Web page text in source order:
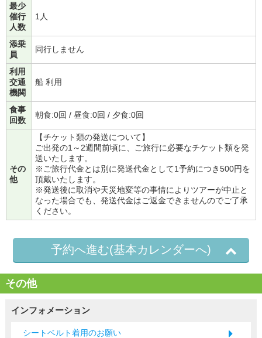
最少
催行
人数
1人
添乗
員
同行しません
利用
交通
機関
船 利用
食事
回数
朝食:0回 / 昼食:0回 / 夕食:0回
その
他
【チケット類の発送について】
ご出発の1～2週間前頃に、ご旅行に必要なチケット類を発
送いたします。
※ご旅行代金とは別に発送代金として1予約につき500円を
頂戴いたします。
※発送後に取消や天災地変等の事情によりツアーが中止と
なった場合でも、発送代金はご返金できませんのでご了承
ください。
予約へ進む(基本カレンダーへ)
その他
インフォメーション
シートベルト着用のお願い